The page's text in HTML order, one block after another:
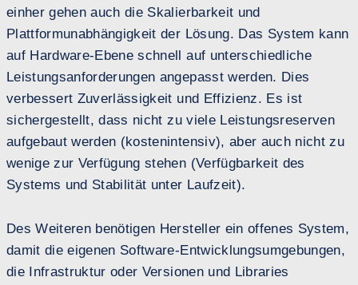
einher gehen auch die Skalierbarkeit und
Plattformunabhängigkeit der Lösung. Das System kann
auf Hardware-Ebene schnell auf unterschiedliche
Leistungsanforderungen angepasst werden. Dies
verbessert Zuverlässigkeit und Effizienz. Es ist
sichergestellt, dass nicht zu viele Leistungsreserven
aufgebaut werden (kostenintensiv), aber auch nicht zu
wenige zur Verfügung stehen (Verfügbarkeit des
Systems und Stabilität unter Laufzeit).
Des Weiteren benötigen Hersteller ein offenes System,
damit die eigenen Software-Entwicklungsumgebungen,
die Infrastruktur oder Versionen und Libraries